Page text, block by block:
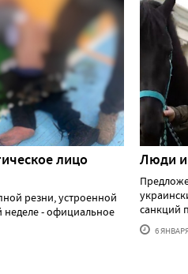
лицо
резни, устроенной
неделе - официальное
Люди и
санкций
6